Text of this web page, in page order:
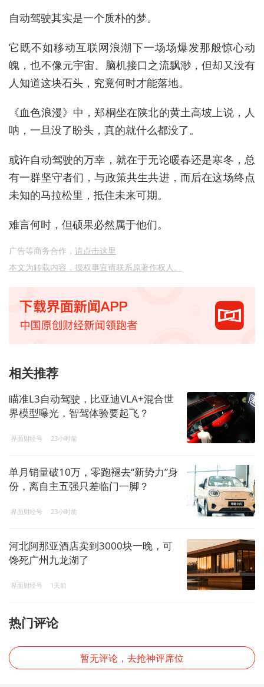
自动驾驶其实是一个质朴的梦。
它既不如移动互联网浪潮下一场场爆发那般惊心动
魄，也不像元宇宙、脑机接口之流飘渺，但却又没有
人知道这块石头，究竟何时才能落地。
《血色浪漫》中，郑桐坐在陕北的黄土高坡上说，人
呐，一旦没了盼头，真的就什么都没了。
或许自动驾驶的万幸，就在于无论暖春还是寒冬，总
有一群坚守者们，与政策共生共进，而后在这场终点
未知的马拉松里，抵住未来可期。
难言何时，但硕果必然属于他们。
广告等商务合作， 请点击这里
本文为转载内容，授权事宜请联系原著作权人。
相关推荐
瞄准L3自动驾驶，比亚迪VLA+混合世
界模型曝光，智驾体验要起飞？
界面财经号 23小时前
单月销量破10万，零跑褪去“新势力”身
份，离自主五强只差临门一脚？
界面财经号 23小时前
河北阿那亚酒店卖到3000块一晚，可
馋死广州九龙湖了
界面财经号 1天前
热门评论
暂无评论，去抢神评席位